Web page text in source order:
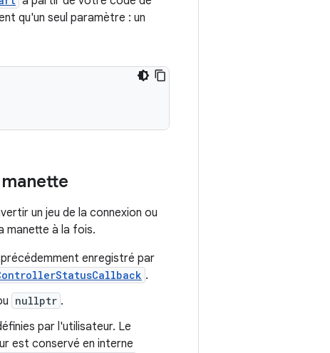
qu'un seul paramètre : un
un jeu de la connexion ou
manette à la fois.
enregistré par
.
nullptr .
par l'utilisateur. Le
est conservé en interne